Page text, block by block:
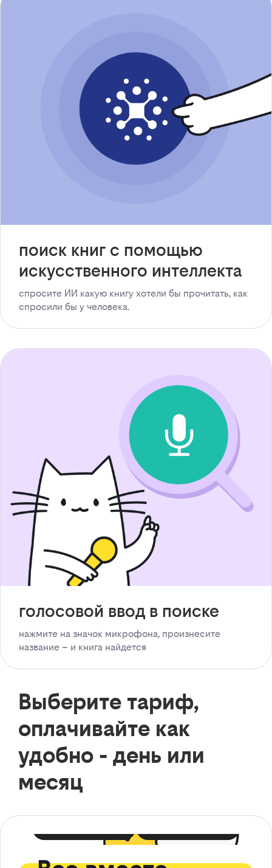
поиск книг с помощью
искусственного интеллекта
спросите ИИ какую книгу хотели бы прочитать, как
спросили бы у человека.
голосовой ввод в поиске
нажмите на значок микрофона, произнесите
название – и книга найдется
Выберите тариф,
оплачивайте как
удобно - день или
месяц